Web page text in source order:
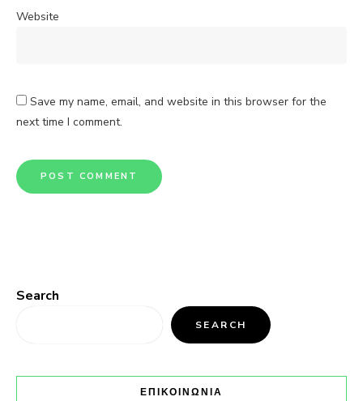
Website
Save my name, email, and website in this browser for the
next time I comment.
Search
SEARCH
ΕΠΙΚΟΙΝΩΝΙΑ